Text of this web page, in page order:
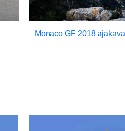
Monaco GP 2018 ajakava